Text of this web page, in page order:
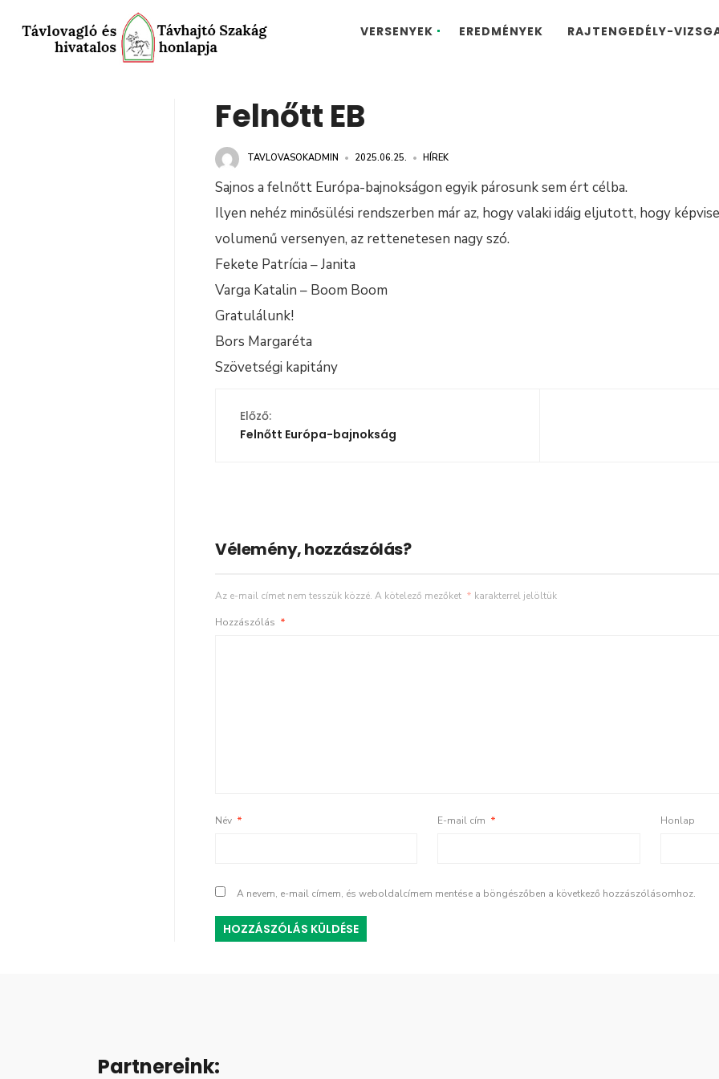
VERSENYEK EREDMÉNYEK RAJTENGEDÉLY-
Felnőtt EB
TAVLOVASOKADMIN • 2025.06.25. • HÍREK
Sajnos a felnőtt Európa-bajnokságon egyik párosunk sem ért célba.
Ilyen nehéz minősülési rendszerben már az, hogy valaki idáig eljutott, hogy
volumenű versenyen, az rettenetesen nagy szó.
Fekete Patrícia – Janita
Varga Katalin – Boom Boom
Gratulálunk!
Bors Margaréta
Szövetségi kapitány
Előző:
Felnőtt Európa-bajnokság
Vélemény, hozzászólás?
Az e-mail címet nem tesszük közzé. A kötelező mezőket * karakterrel jelöltük
Hozzászólás *
Név * E-mail cím * Honlap
A nevem, e-mail címem, és weboldalcímem mentése a böngészőben a következő hozzászólásomhoz.
Partnereink: